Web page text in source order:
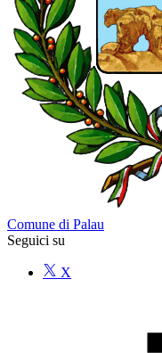
Comune di Palau
Seguici su
X